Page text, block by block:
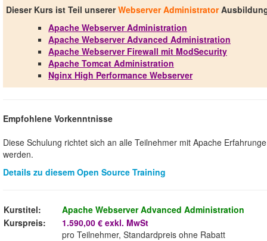
Dieser Kurs ist Teil unsererWebserver Administrator
Apache Webserver Administration
Apache Webserver Advanced Administration
Apache Webserver Firewall mit ModSecurity
Apache Tomcat Administration
Nginx High Performance Webserver
Empfohlene Vorkenntnisse
Diese Schulung richtet sich an alle Teilnehmer mit Apache
werden.
Details zu diesem Open Source Training
Kurstitel:
Apache Webserver Advanced Administration
Kurspreis:
1.590,00 € exkl. MwSt
pro Teilnehmer, Standardpreis ohne Rabatt